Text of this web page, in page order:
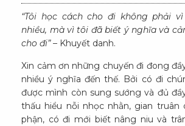
“Tôi học cách cho đi không phải
nhiều, mà vì tôi đã biết ý nghĩa và
cho đi”– Khuyết danh.
Xin cảm ơn những chuyến đi đong
nhiều ý nghĩa đến thế. Bởi có đi
được mình còn sung sướng và đủ
thấu hiểu nỗi nhọc nhằn, gian truân
phận, có đi mới biết nâng niu và